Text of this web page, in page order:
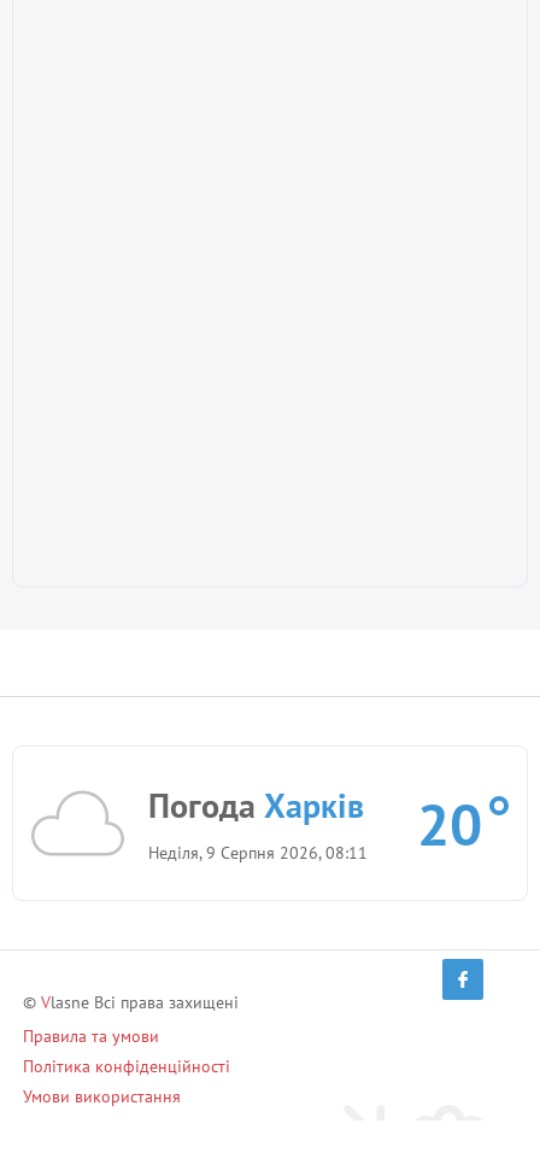
Погода Харків
Неділя, 9 Серпня 2026, 08:11 20
© Vlasne Всі права захищені
Правила та умови
Політика конфіденційності
Умови використання